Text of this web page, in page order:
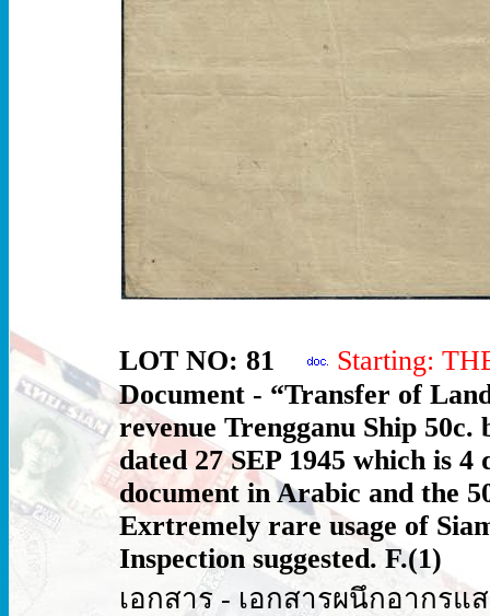
LOT NO: 81
Starting:
Document - “Transfer of
revenue Trengganu Ship
dated 27 SEP 1945 which is
document in Arabic and the
Exrtremely rare usage of
Inspection suggested. F.(1)
เอกสาร - เอกสารผนึกอากรแ